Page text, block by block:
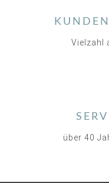
Vielzahl
über 40